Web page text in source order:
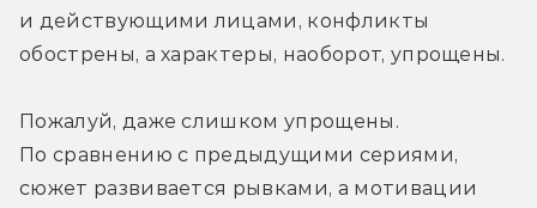
и действующими лицами, конфликты
обострены, а характеры, наоборот, упрощены.
Пожалуй, даже слишком упрощены.
По сравнению с предыдущими сериями,
сюжет развивается рывками, а мотивации